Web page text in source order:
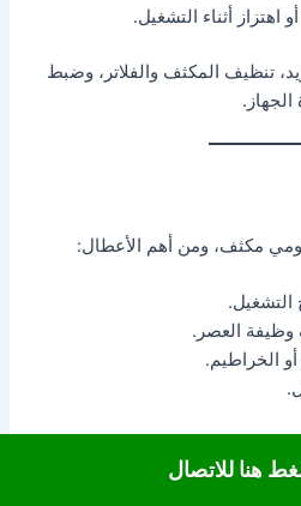
أثناء التشغيل.
تنظيف المكثف والفلاتر، وضبط
مكثف، ومن أهم الأعطال:
التشغيل.
وظيفة العصر.
الخراطيم.
هنا للاتصال